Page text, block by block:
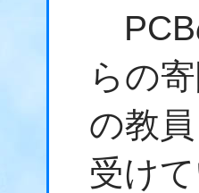
PCB
らの
の教
受け